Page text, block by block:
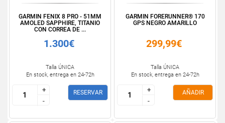
GARMIN FENIX 8 PRO - 51MM
AMOLED SAPPHIRE, TITANIO
CON CORREA DE ...
1.300€
Talla ÚNICA
En stock, entrega en 24-72h
+
-
+
-
RESERVAR
GARMIN FORERUNNER® 170
GPS NEGRO AMARILLO
299,99€
Talla ÚNICA
En stock, entrega en 24-72h
+
-
+
-
AÑADIR